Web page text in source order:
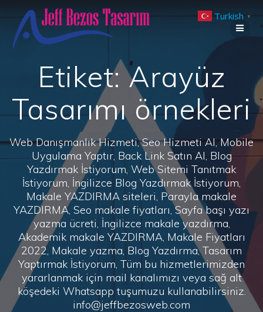
to
Etiket:Arayüz
Tasarımı örnekleri
Web Danışmanlık Hizmeti, Seo Hizmeti Al, Mobile
Uygulama Yaptır, Back Link Satın Al, Blog
Yazdırmak İstiyorum, Web Sitemi Tanıtmak
İstiyorum, İngilizce Blog Yazdırmak İstiyorum,
Makale YAZDIRMA siteleri, Parayla makale
YAZDIRMA, Seo makale fiyatları, Sayfa başı yazı
yazma ücreti, İngilizce makale yazdırma,
Akademik makale YAZDIRMA, Makale Fiyatları
2022, Makale yazma, Blog Yazdırma, Tasarım
Yaptırmak İstiyorum, Tüm bu hizmetlerimizden
yararlanmak için mail kanalımızı veya sağ alt
köşedeki Whatsapp tuşumuzu kullanabilirsiniz.
info@jeffbezosweb.com
Turkish ▼